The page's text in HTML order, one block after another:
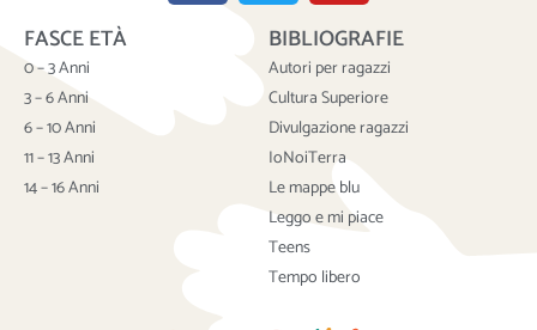
c i
t
t
e
r
u
t
u
b
e
FASCE ETÀ
0 – 3 Anni
3 – 6 Anni
6 – 10 Anni
11 – 13 Anni
14 – 16 Anni
BIBLIOGRAFIE
Autori per ragazzi
Cultura Superiore
Divulgazione ragazzi
IoNoiTerra
Le mappe blu
Leggo e mi piace
Teens
Tempo libero